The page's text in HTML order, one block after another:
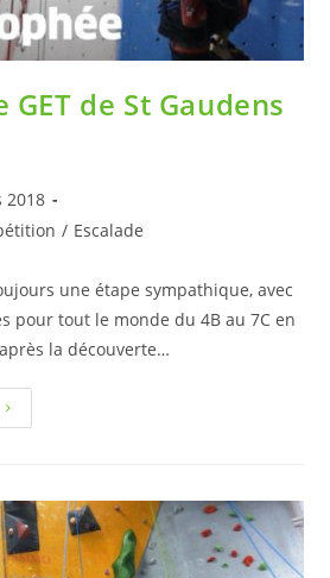
de St Gaudens
2018
/ Escalade
une étape sympathique, avec
pour tout le monde du 4B au 7C en
la découverte…